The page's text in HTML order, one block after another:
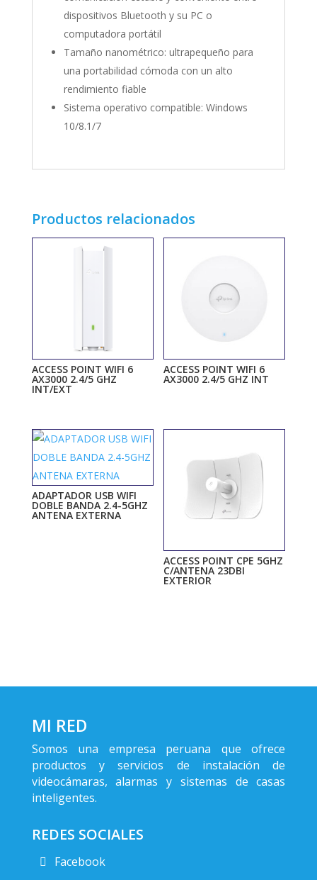
dispositivos Bluetooth y su PC o
computadora portátil
Tamaño nanométrico: ultrapequeño para
una portabilidad cómoda con un alto
rendimiento fiable
Sistema operativo compatible: Windows
10/8.1/7
Productos relacionados
ACCESS POINT WIFI 6
AX3000 2.4/5 GHZ
INT/EXT
ACCESS POINT WIFI 6
AX3000 2.4/5 GHZ INT
ADAPTADOR USB WIFI
DOBLE BANDA 2.4-5GHZ
ANTENA EXTERNA
ACCESS POINT CPE 5GHZ
C/ANTENA 23DBI
EXTERIOR
MI RED
Somos una empresa peruana que ofrece
productos y servicios de instalación de
videocámaras, alarmas y sistemas de casas
inteligentes.
REDES SOCIALES
Facebook